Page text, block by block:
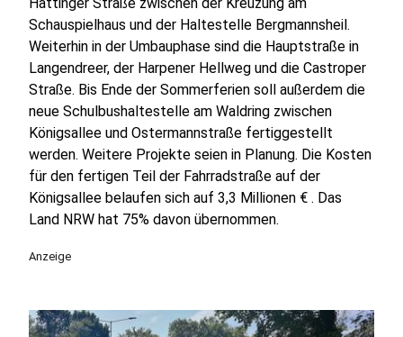
Schauspielhaus und der Haltestelle Bergmannsheil.
Weiterhin in der Umbauphase sind die Hauptstraße in
Langendreer, der Harpener Hellweg und die Castroper
Straße. Bis Ende der Sommerferien soll außerdem die
neue Schulbushaltestelle am Waldring zwischen
Königsallee und Ostermannstraße fertiggestellt
werden. Weitere Projekte seien in Planung. Die Kosten
für den fertigen Teil der Fahrradstraße auf der
Königsallee belaufen sich auf 3,3 Millionen € . Das
Land NRW hat 75% davon übernommen.
Anzeige